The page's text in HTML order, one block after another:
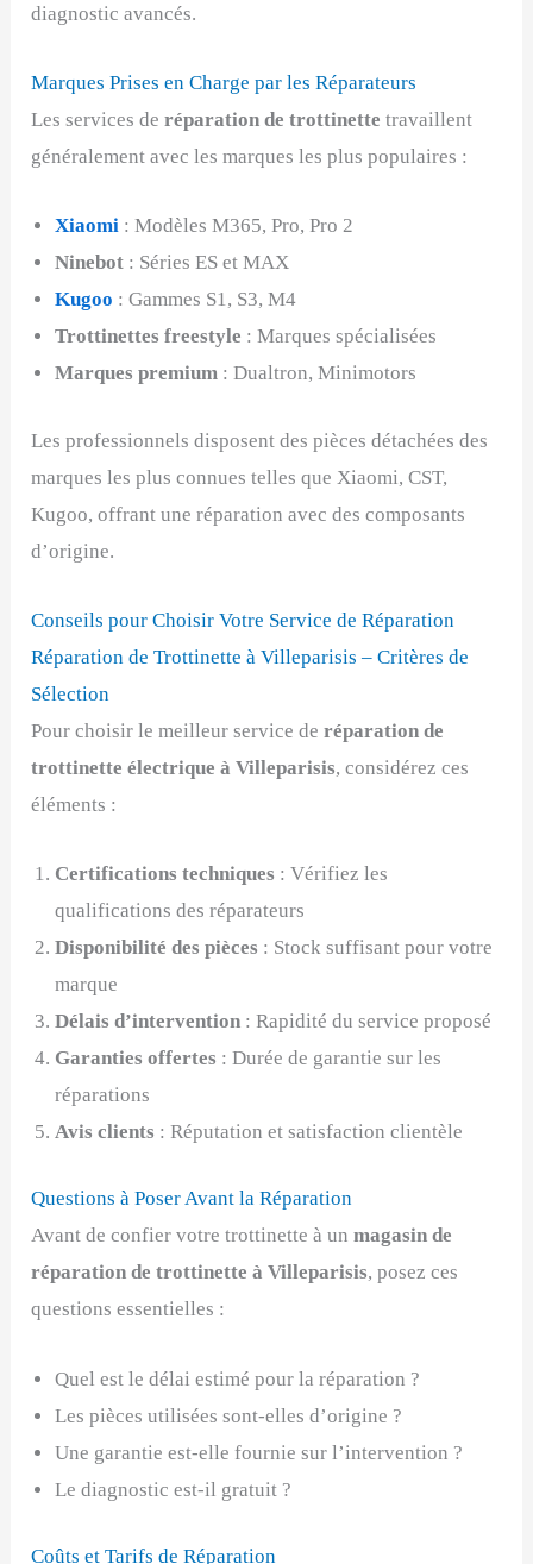
diagnostic avancés.
Marques Prises en Charge par les Réparateurs
Les services deréparation de trottinettetravaillent
généralement avec les marques les plus populaires :
Xiaomi : Modèles M365, Pro, Pro 2
Ninebot : Séries ES et MAX
Kugoo : Gammes S1, S3, M4
Trottinettes freestyle : Marques spécialisées
Marques premium : Dualtron, Minimotors
Les professionnels disposent des pièces détachées des
marques les plus connues telles que Xiaomi, CST,
Kugoo, offrant une réparation avec des composants
d’origine.
Conseils pour Choisir Votre Service de Réparation
Réparation de Trottinette à Villeparisis – Critères de
Sélection
Pour choisir le meilleur service deréparation de
trottinette électrique à Villeparisis, considérez ces
éléments :
Certifications techniques : Vérifiez les
qualifications des réparateurs
Disponibilité des pièces : Stock suffisant pour votre
marque
Délais d’intervention : Rapidité du service proposé
Garanties offertes : Durée de garantie sur les
réparations
Avis clients : Réputation et satisfaction clientèle
Questions à Poser Avant la Réparation
Avant de confier votre trottinette à unmagasin de
réparation de trottinette à Villeparisis, posez ces
questions essentielles :
Quel est le délai estimé pour la réparation ?
Les pièces utilisées sont-elles d’origine ?
Une garantie est-elle fournie sur l’intervention ?
Le diagnostic est-il gratuit ?
Coûts et Tarifs de Réparation